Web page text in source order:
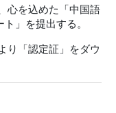
心を込めた「中国語
」を提出する。
り「認定証」をダウ